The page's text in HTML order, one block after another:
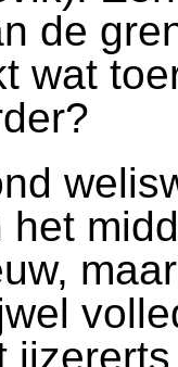
de
wat